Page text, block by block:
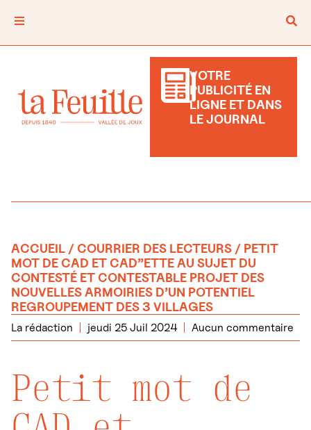
VOTRE
PUBLICITÉ EN
LIGNE ET DANS
LE JOURNAL
ACCUEIL /COURRIER DES LECTEURS / PETIT
MOT DE CAD ET CAD”ETTE AU SUJET DU
CONTESTÉ ET CONTESTABLE PROJET DES
NOUVELLES ARMOIRIES D’UN POTENTIEL
REGROUPEMENT DES 3 VILLAGES
La rédaction jeudi 25 Juil 2024 Aucun commentaire
Petit mot de